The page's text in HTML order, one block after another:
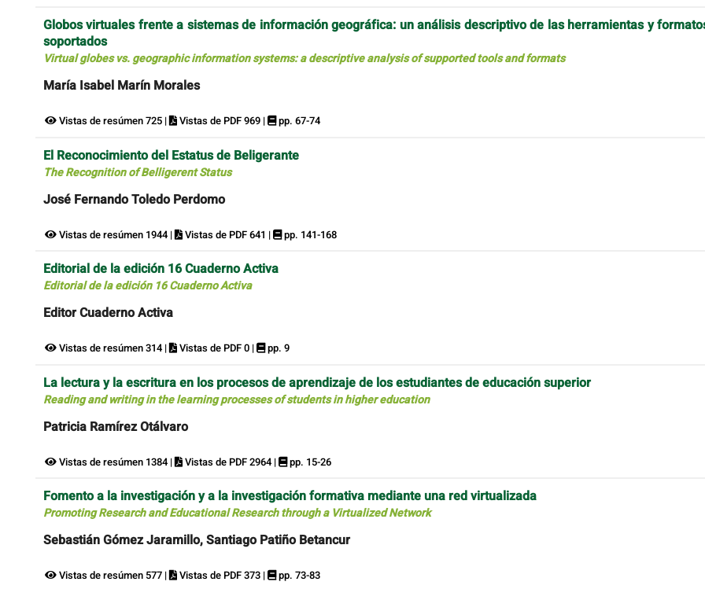
Globos virtuales frente a sistemas de información geográfica: un análisis descriptivo de las herramientas y
soportados
Virtual globes vs. geographic information systems: a descriptive analysis of supported tools and formats
María Isabel Marín Morales
Vistas de resúmen 725 | Vistas de PDF 969 | pp. 67-74
El Reconocimiento del Estatus de Beligerante
The Recognition of Belligerent Status
José Fernando Toledo Perdomo
Vistas de resúmen 1944 | Vistas de PDF 641 | pp. 141-168
Editorial de la edición 16 Cuaderno Activa
Editorial de la edición 16 Cuaderno Activa
Editor Cuaderno Activa
Vistas de resúmen 314 | Vistas de PDF 0 | pp. 9
La lectura y la escritura en los procesos de aprendizaje de los estudiantes de educación superior
Reading and writing in the learning processes of students in higher education
Patricia Ramírez Otálvaro
Vistas de resúmen 1384 | Vistas de PDF 2964 | pp. 15-26
Fomento a la investigación y a la investigación formativa mediante una red virtualizada
Promoting Research and Educational Research through a Virtualized Network
Sebastián Gómez Jaramillo, Santiago Patiño Betancur
Vistas de resúmen 577 | Vistas de PDF 373 | pp. 73-83